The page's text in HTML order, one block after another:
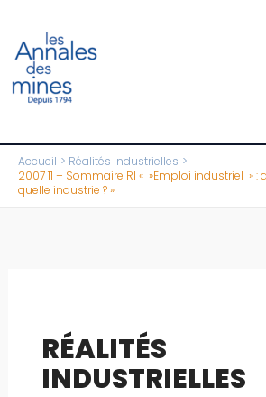
contenu
Accueil
Réalités Industrielles
2007 11 – Sommaire RI « »Emploi industriel »
quelle industrie ? »
RÉALITÉS
INDUSTRIELLES